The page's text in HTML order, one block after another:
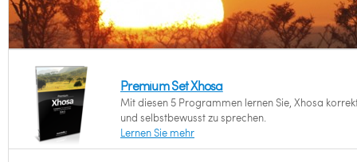
Premium Set Xhosa
Mit diesen 5 Programmen lernen Sie, Xhosa
und selbstbewusst zu sprechen.
Lernen Sie mehr